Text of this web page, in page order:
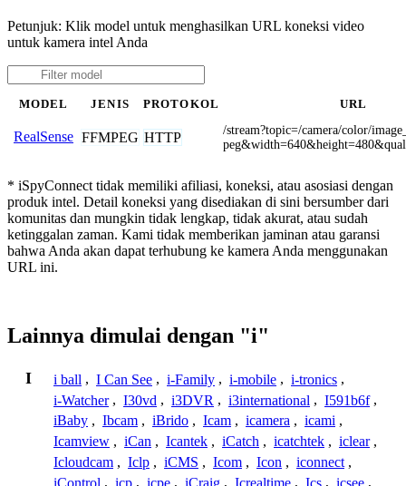
Petunjuk: Klik model untuk menghasilkan URL koneksi video
untuk kamera intel Anda
MODEL JENIS PROTOKOL URL
RealSense FFMPEG HTTP
/stream?topic=/camera/color/
* iSpyConnect tidak memiliki afiliasi, koneksi, atau asosiasi dengan
produk intel. Detail koneksi yang disediakan di sini bersumber dari
komunitas dan mungkin tidak lengkap, tidak akurat, atau sudah
ketinggalan zaman. Kami tidak memberikan jaminan atau garansi
bahwa Anda akan dapat terhubung ke kamera Anda menggunakan
URL ini.
Lainnya dimulai dengan "i"
I i ball , I Can See , i-Family , i-mobile , i-tronics ,
i-Watcher , I30vd , i3DVR , i3international , I591b6f ,
iBaby , Ibcam , iBrido , Icam , icamera , icami ,
Icamview , iCan , Icantek , iCatch , icatchtek , iclear ,
Icloudcam , Iclp , iCMS , Icom , Icon , iconnect ,
iControl , icp , icpe , iCraig , Icrealtime , Ics , icsee ,